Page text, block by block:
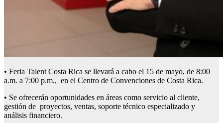
• Feria Talent Costa Rica se llevará a cabo el 15 de mayo, de 8:00
a.m. a 7:00 p.m., en el Centro de Convenciones de Costa Rica.
• Se ofrecerán oportunidades en áreas como servicio al cliente,
gestión de proyectos, ventas, soporte técnico especializado y
análisis financiero.